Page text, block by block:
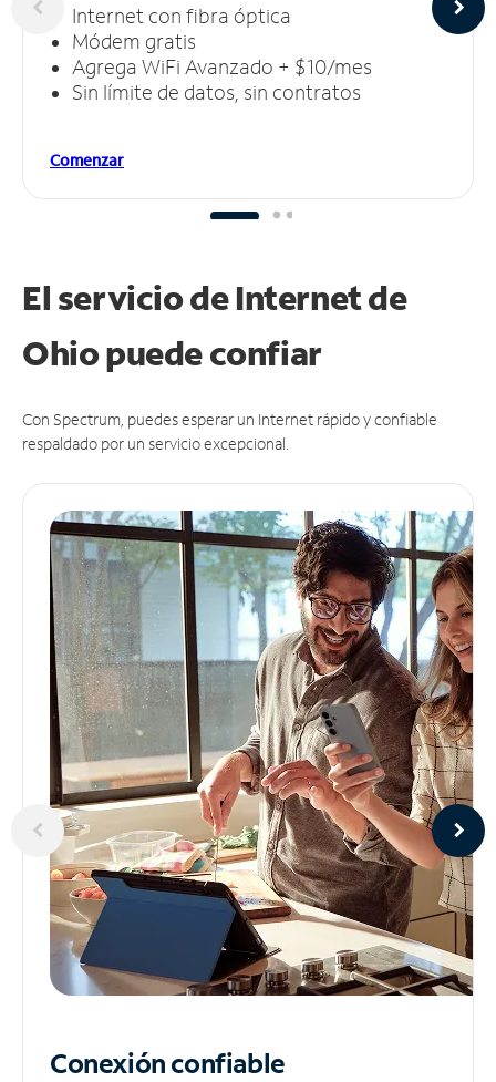
Internet con fibra óptica
Módem gratis
Agrega WiFi Avanzado + $10/mes
Sin límite de datos, sin contratos
Comenzar
El servicio de Internet de
Ohio puedeconfiar
Con Spectrum, puedes esperar un Internet rápido y confiable
respaldado por un servicio excepcional.
Conexión confiable